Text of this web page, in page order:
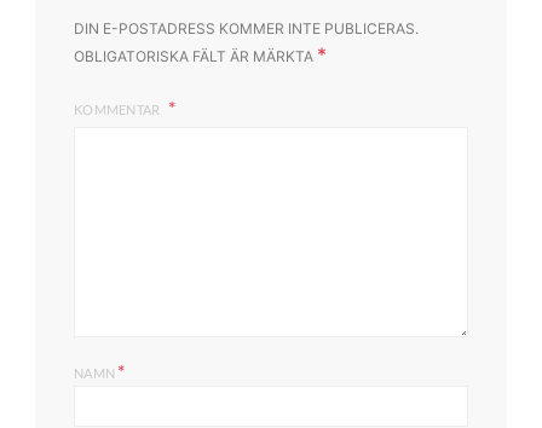
DIN E-POSTADRESS KOMMER INTE PUBLICERAS.
OBLIGATORISKA FÄLT ÄR MÄRKTA *
KOMMENTAR
NAMN *